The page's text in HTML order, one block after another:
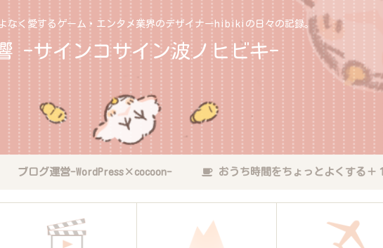
なく愛するゲーム・エンタメ業界のデザイナーhibikiの日々の記録。
-サインコサイン波ノヒビキ-
ブログ運営-WordPress×cocoon- おうち時間をちょっとよくする＋１